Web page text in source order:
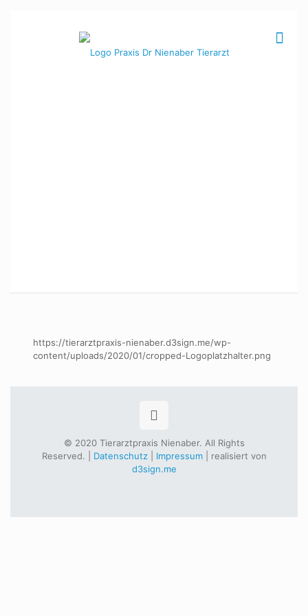
https://tierarztpraxis-nienaber.d3sign.me/wp-
content/uploads/2020/01/cropped-Logoplatzhalter.png
© 2020 Tierarztpraxis Nienaber. All Rights
Reserved. | Datenschutz| Impressum| realisiert von
d3sign.me